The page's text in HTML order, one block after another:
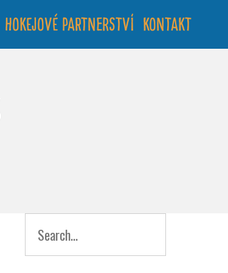
Hokejové partnerství Kontakt
for: